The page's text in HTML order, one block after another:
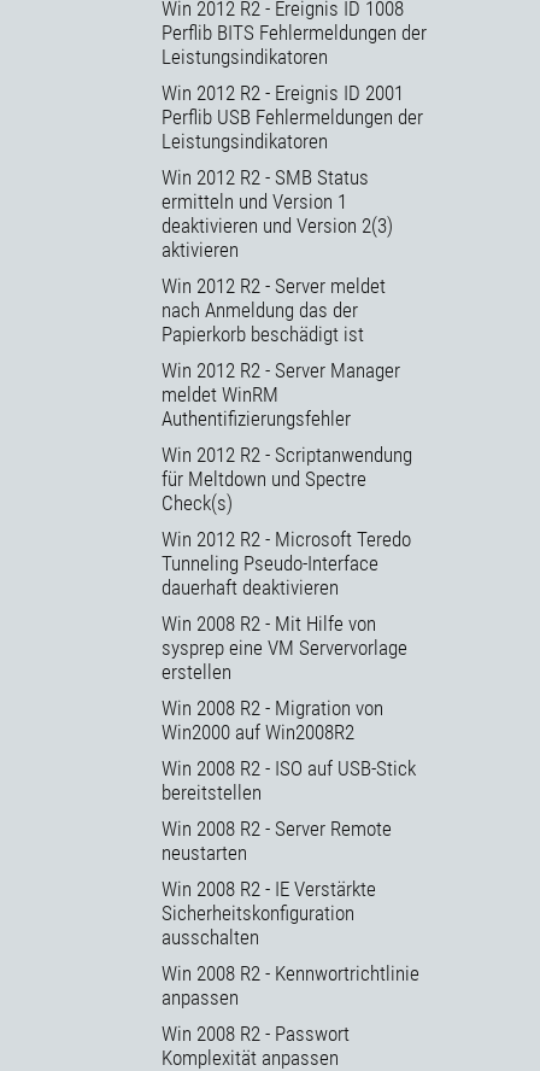
Win 2012 R2 - Ereignis ID 1008
Perflib BITS Fehlermeldungen der
Leistungsindikatoren
Win 2012 R2 - Ereignis ID 2001
Perflib USB Fehlermeldungen der
Leistungsindikatoren
Win 2012 R2 - SMB Status
ermitteln und Version 1
deaktivieren und Version 2(3)
aktivieren
Win 2012 R2 - Server meldet
nach Anmeldung das der
Papierkorb beschädigt ist
Win 2012 R2 - Server Manager
meldet WinRM
Authentifizierungsfehler
Win 2012 R2 - Scriptanwendung
für Meltdown und Spectre
Check(s)
Win 2012 R2 - Microsoft Teredo
Tunneling Pseudo-Interface
dauerhaft deaktivieren
Win 2008 R2 - Mit Hilfe von
sysprep eine VM Servervorlage
erstellen
Win 2008 R2 - Migration von
Win2000 auf Win2008R2
Win 2008 R2 - ISO auf USB-Stick
bereitstellen
Win 2008 R2 - Server Remote
neustarten
Win 2008 R2 - IE Verstärkte
Sicherheitskonfiguration
ausschalten
Win 2008 R2 - Kennwortrichtlinie
anpassen
Win 2008 R2 - Passwort
Komplexität anpassen